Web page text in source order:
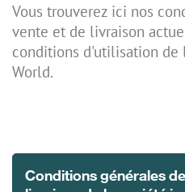
Vous trouverez ici nos
vente et de livraison
conditions d'utilisation de
World.
Conditions générales